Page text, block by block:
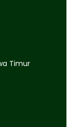
Timur